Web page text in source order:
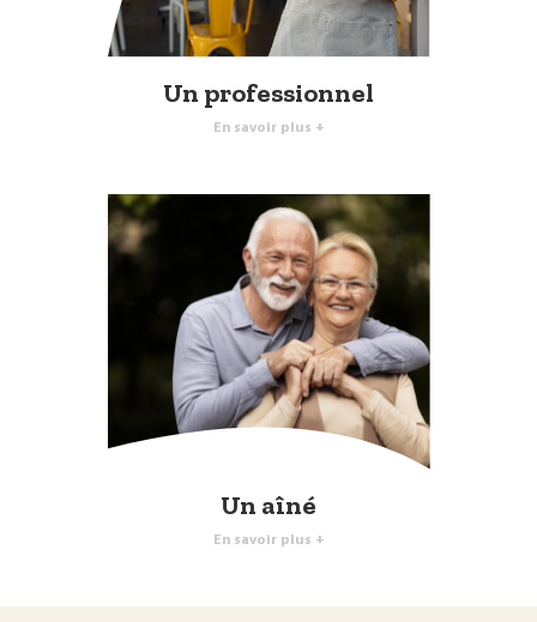
Un professionnel
En savoir plus +
Un aîné
En savoir plus +